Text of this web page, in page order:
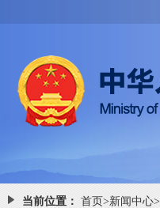
当前位置： 首页>新闻中心>